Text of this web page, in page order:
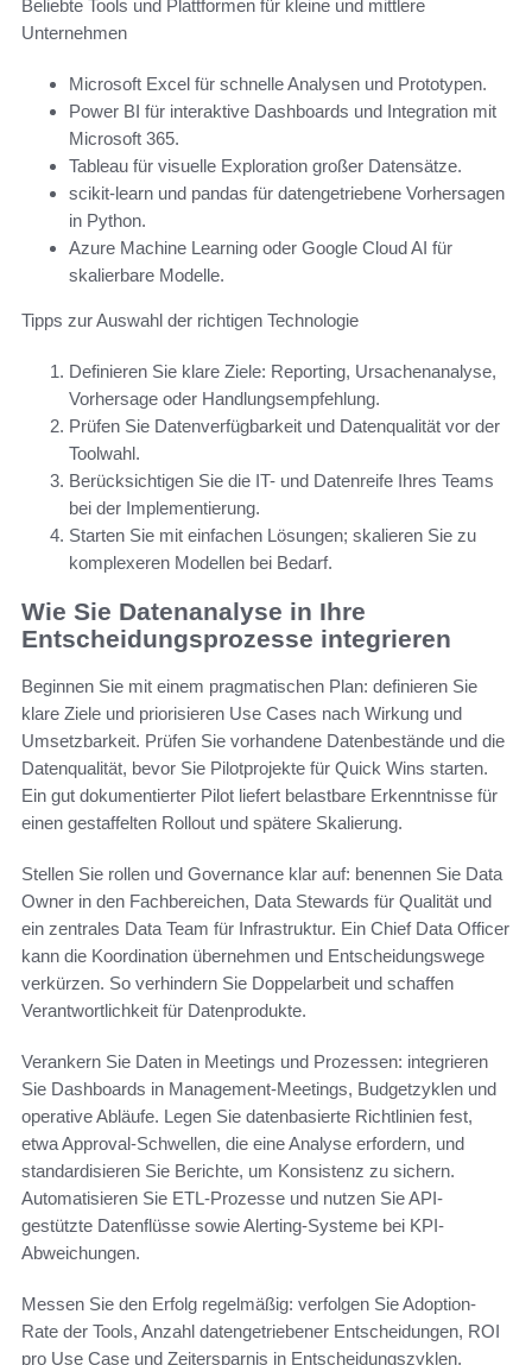
Beliebte Tools und Plattformen für kleine und mittlere
Unternehmen
Microsoft Excel für schnelle Analysen und Prototypen.
Power BI für interaktive Dashboards und Integration mit
Microsoft 365.
Tableau für visuelle Exploration großer Datensätze.
scikit-learn und pandas für datengetriebene Vorhersagen
in Python.
Azure Machine Learning oder Google Cloud AI für
skalierbare Modelle.
Tipps zur Auswahl der richtigen Technologie
Definieren Sie klare Ziele: Reporting, Ursachenanalyse,
Vorhersage oder Handlungsempfehlung.
Prüfen Sie Datenverfügbarkeit und Datenqualität vor der
Toolwahl.
Berücksichtigen Sie die IT- und Datenreife Ihres Teams
bei der Implementierung.
Starten Sie mit einfachen Lösungen; skalieren Sie zu
komplexeren Modellen bei Bedarf.
Wie Sie Datenanalyse in Ihre
Entscheidungsprozesse integrieren
Beginnen Sie mit einem pragmatischen Plan: definieren Sie
klare Ziele und priorisieren Use Cases nach Wirkung und
Umsetzbarkeit. Prüfen Sie vorhandene Datenbestände und die
Datenqualität, bevor Sie Pilotprojekte für Quick Wins starten.
Ein gut dokumentierter Pilot liefert belastbare Erkenntnisse für
einen gestaffelten Rollout und spätere Skalierung.
Stellen Sie rollen und Governance klar auf: benennen Sie Data
Owner in den Fachbereichen, Data Stewards für Qualität und
ein zentrales Data Team für Infrastruktur. Ein Chief Data Officer
kann die Koordination übernehmen und Entscheidungswege
verkürzen. So verhindern Sie Doppelarbeit und schaffen
Verantwortlichkeit für Datenprodukte.
Verankern Sie Daten in Meetings und Prozessen: integrieren
Sie Dashboards in Management-Meetings, Budgetzyklen und
operative Abläufe. Legen Sie datenbasierte Richtlinien fest,
etwa Approval-Schwellen, die eine Analyse erfordern, und
standardisieren Sie Berichte, um Konsistenz zu sichern.
Automatisieren Sie ETL-Prozesse und nutzen Sie API-
gestützte Datenflüsse sowie Alerting-Systeme bei KPI-
Abweichungen.
Messen Sie den Erfolg regelmäßig: verfolgen Sie Adoption-
Rate der Tools, Anzahl datengetriebener Entscheidungen, ROI
pro Use Case und Zeitersparnis in Entscheidungszyklen.